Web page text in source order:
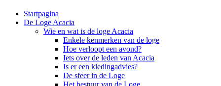
Startpagina
De Loge Acacia
Wie en wat is de loge Acacia
Enkele kenmerken van de loge
Hoe verloopt een avond?
Iets over de leden van Acacia
Is er een kledingadvies?
De sfeer in de Loge
Het bestuur van de Loge